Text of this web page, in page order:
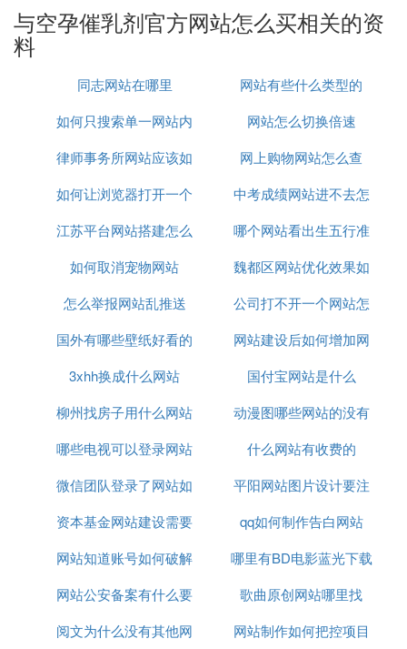
与空孕催乳剂官方网站怎么买相关的资
料
同志网站在哪里
网站有些什么类型的
如何只搜索单一网站内
容
网站怎么切换倍速
律师事务所网站应该如
何制作
网上购物网站怎么查
如何让浏览器打开一个
网站
中考成绩网站进不去怎
么办
江苏平台网站搭建怎么
联系
哪个网站看出生五行准
如何取消宠物网站
魏都区网站优化效果如
何
怎么举报网站乱推送
公司打不开一个网站怎
么办
国外有哪些壁纸好看的
网站
网站建设后如何增加网
络流量
3xhh换成什么网站
国付宝网站是什么
柳州找房子用什么网站
动漫图哪些网站的没有
水印
哪些电视可以登录网站
什么网站有收费的
微信团队登录了网站如
何退掉
平阳网站图片设计要注
意什么
资本基金网站建设需要
多少钱
qq如何制作告白网站
网站知道账号如何破解
密码
哪里有BD电影蓝光下载
网站
网站公安备案有什么要
注意
歌曲原创网站哪里找
阅文为什么没有其他网
网站制作如何把控项目